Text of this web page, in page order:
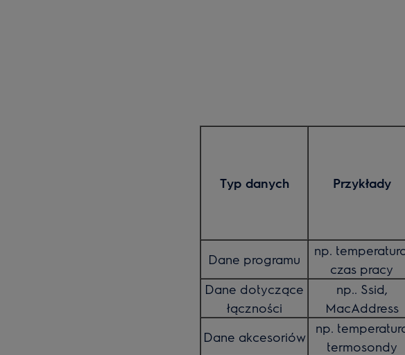
Typ danych Przykłady
Dane programu
np.
czas pracy
Dane dotyczące
łączności
np.. Ssid,
MacAddress
Dane akcesoriów
np.
termosondy